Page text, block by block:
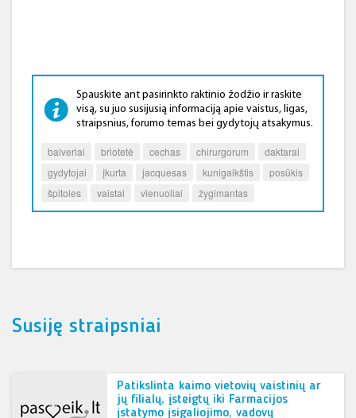
Spauskite ant pasirinkto raktinio žodžio ir raskite
visą, su juo susijusią informaciją apie vaistus, ligas,
straipsnius, forumo temas bei gydytojų atsakymus.
balveriai briotetė cechas chirurgorum
daktarai
gydytojai
įkurta jacquesas kunigaikštis
posūkis
špitoles
vaistai vienuoliai žygimantas
Susiję straipsniai
Patikslinta kaimo vietovių vaistinių ar
jų filialų, įsteigtų iki Farmacijos
įstatymo įsigaliojimo, vadovų